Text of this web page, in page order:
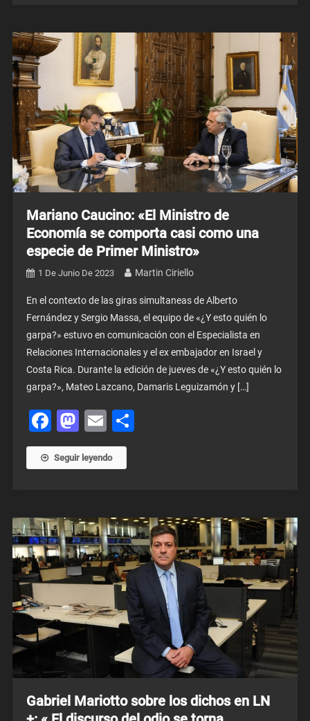
Mariano Caucino: «El Ministro de
Economía se comporta casi como una
especie de Primer Ministro»
1 De Junio De 2023 Martin Ciriello
En el contexto de las giras simultaneas de Alberto
Fernández y Sergio Massa, el equipo de «¿Y esto quién lo
garpa?» estuvo en comunicación con el Especialista en
Relaciones Internacionales y el ex embajador en Israel y
Costa Rica. Durante la edición de jueves de «¿Y esto quién lo
garpa?», Mateo Lazcano, Damaris Leguizamón y […]
Facebook
Mastodon
Email
Seguir leyendo
Gabriel Mariotto sobre los dichos en LN